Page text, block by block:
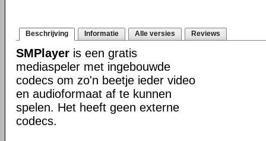
Beschrijving Informatie Alle versies Reviews
SMPlayer is een gratis
mediaspeler met ingebouwde
codecs om zo'n beetje ieder video
en audioformaat af te kunnen
spelen. Het heeft geen externe
codecs.